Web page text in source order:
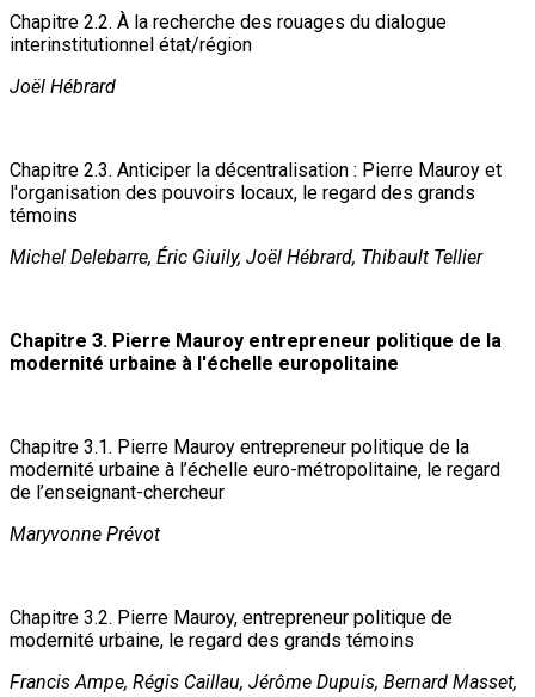
Chapitre 2.2. À la recherche des rouages du dialogue
interinstitutionnel état/région
Joël Hébrard
Chapitre 2.3. Anticiper la décentralisation : Pierre Mauroy et
l'organisation des pouvoirs locaux, le regard des grands
témoins
Michel Delebarre, Éric Giuily, Joël Hébrard, Thibault Tellier
Chapitre 3. Pierre Mauroy entrepreneur politique de la
modernité urbaine à l'échelle europolitaine
Chapitre 3.1. Pierre Mauroy entrepreneur politique de la
modernité urbaine à l’échelle euro-métropolitaine, le regard
de l’enseignant-chercheur
Maryvonne Prévot
Chapitre 3.2. Pierre Mauroy, entrepreneur politique de
modernité urbaine, le regard des grands témoins
Francis Ampe, Régis Caillau, Jérôme Dupuis, Bernard Masset,